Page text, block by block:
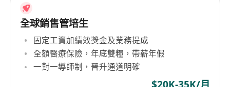
全球銷售管培生
固定工資加績效獎金及業務提成
全額醫療保險，年底雙糧，帶薪年假
一對一導師制，晉升通道明確